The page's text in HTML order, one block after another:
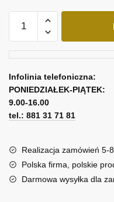
Tryptyk
Infolinia telefoniczna:
PONIEDZIAŁEK-PIĄTEK:
9.00-16.00
tel.: 881 31 71 81
Realizacja zamówień 5-
Polska firma, polskie
Darmowa wysyłka dla